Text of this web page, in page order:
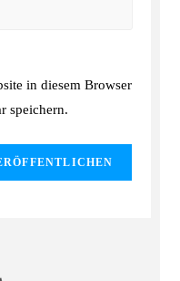
in diesem Browser
speichern.